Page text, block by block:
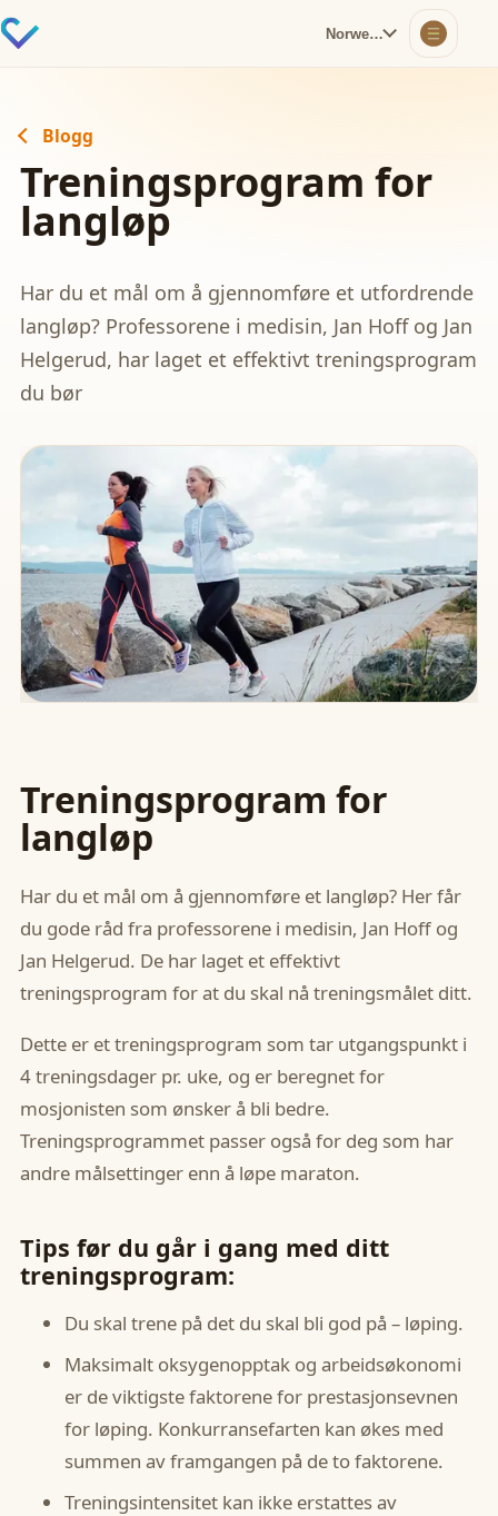
Norwegian
Blogg
Treningsprogram for
langløp
Har du et mål om å gjennomføre et utfordrende
langløp? Professorene i medisin, Jan Hoff og Jan
Helgerud, har laget et effektivt treningsprogram
du bør
Treningsprogram for
langløp
Har du et mål om å gjennomføre et langløp? Her får
du gode råd fra professorene i medisin, Jan Hoff og
Jan Helgerud. De har laget et effektivt
treningsprogram for at du skal nå treningsmålet ditt.
Dette er et treningsprogram som tar utgangspunkt i
4 treningsdager pr. uke, og er beregnet for
mosjonisten som ønsker å bli bedre.
Treningsprogrammet passer også for deg som har
andre målsettinger enn å løpe maraton.
Tips før du går i gang med ditt
treningsprogram:
Du skal trene på det du skal bli god på – løping.
Maksimalt oksygenopptak og arbeidsøkonomi
er de viktigste faktorene for prestasjonsevnen
for løping. Konkurransefarten kan økes med
summen av framgangen på de to faktorene.
Treningsintensitet kan ikke erstattes av